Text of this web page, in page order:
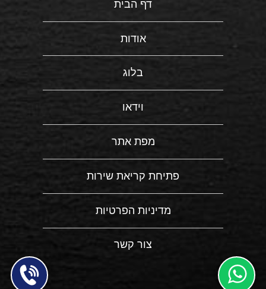
דף הבית
אודות
בלוג
וידאו
מפת אתר
פתיחת קריאת שירות
מדיניות הפרטיות
צור קשר